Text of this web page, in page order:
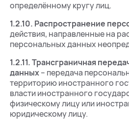
определённому кругу лиц.
1.2.10. Распространение
действия, направленные на
персональных данных
1.2.11.Трансграничная
данных– передача
территорию иностранного
власти иностранного
физическому лицу или
юридическому лицу.